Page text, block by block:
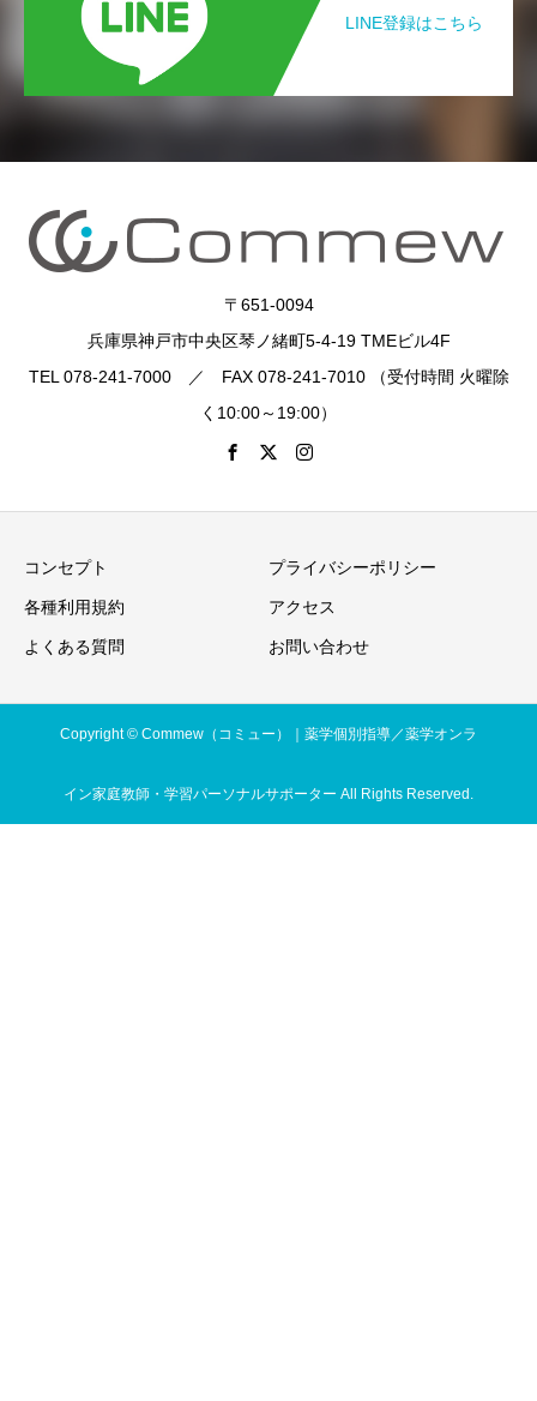
LINE登録はこちら
〒651-0094
兵庫県神戸市中央区琴ノ緒町5-4-19 TMEビル4F
TEL 078-241-7000 ／ FAX 078-241-7010 （受付時間 火曜除
く10:00～19:00）
コンセプト プライバシーポリシー
各種利用規約 アクセス
よくある質問 お問い合わせ
Copyright © Commew（コミュー）｜薬学個別指導／薬学オンラ
イン家庭教師・学習パーソナルサポーター All Rights Reserved.